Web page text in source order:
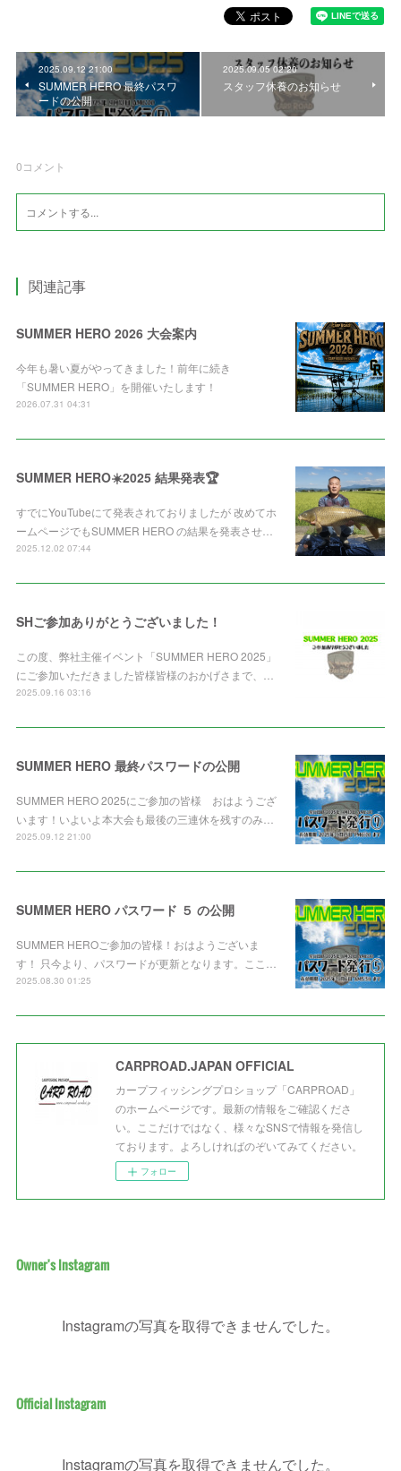
2025.09.12 21:00
SUMMER HERO 最終パスワ
ードの公開
2025.09.05 02:20
スタッフ休養のお知らせ
0コメント
関連記事
SUMMER HERO 2026 大会案内
今年も暑い夏がやってきました！前年に続き
「SUMMER HERO」を開催いたします！
2026.07.31 04:31
SUMMER HERO☀️2025 結果発表🏆
すでにYouTubeにて発表されておりましたが 改めてホ
ームページでもSUMMER HERO の結果を発表させ…
2025.12.02 07:44
SHご参加ありがとうございました！
この度、弊社主催イベント「SUMMER HERO 2025」
にご参加いただきました皆様皆様のおかげさまで、…
2025.09.16 03:16
SUMMER HERO 最終パスワードの公開
SUMMER HERO 2025にご参加の皆様 おはようござ
います！いよいよ本大会も最後の三連休を残すのみ…
2025.09.12 21:00
SUMMER HERO パスワード ５ の公開
SUMMER HEROご参加の皆様！おはようございま
す！ 只今より、パスワードが更新となります。ここ…
2025.08.30 01:25
CARPROAD.JAPAN OFFICIAL
カープフィッシングプロショップ「CARPROAD」
のホームページです。最新の情報をご確認くださ
い。ここだけではなく、様々なSNSで情報を発信し
ております。よろしければのぞいてみてください。
フォロー
Owner's Instagram
Instagramの写真を取得できませんでした。
Official Instagram
Instagramの写真を取得できませんでした。